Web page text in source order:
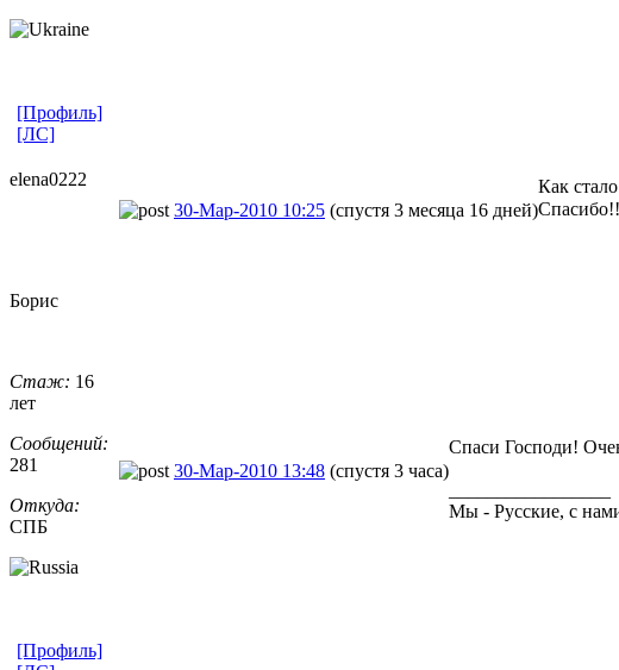
[Профиль]
[ЛС]
elena0222
30-Мар-2010 10:25 (спустя 3 месяца 16 дней)
Как
Борис
Стаж: 16
лет
Сообщений:
281
Откуда:
СПБ
30-Мар-2010 13:48 (спустя 3 часа)
Спаси Господи!
Мы - Русские, с
[Профиль]